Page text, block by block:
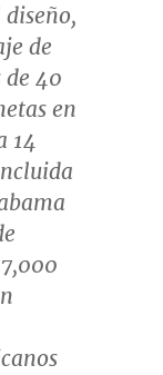
de
40
en
14